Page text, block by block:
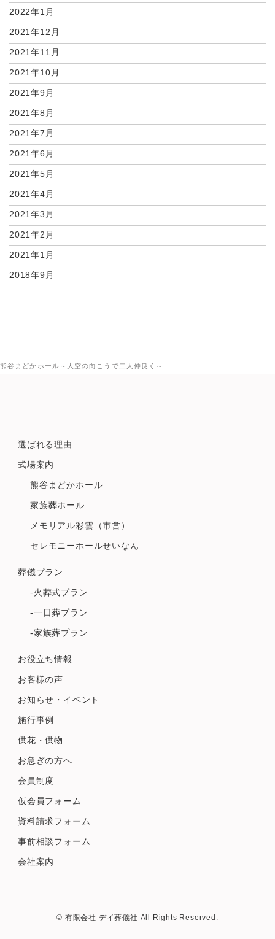
熊谷まどかホール～大空の向こうで二人仲良く～
2022年1月
2021年12月
2021年11月
2021年10月
2021年9月
2021年8月
2021年7月
2021年6月
2021年5月
2021年4月
2021年3月
2021年2月
2021年1月
2018年9月
選ばれる理由
式場案内
熊谷まどかホール
家族葬ホール
メモリアル彩雲（市営）
セレモニーホールせいなん
葬儀プラン
-火葬式プラン
-一日葬プラン
-家族葬プラン
お役立ち情報
お客様の声
お知らせ・イベント
施行事例
供花・供物
お急ぎの方へ
会員制度
仮会員フォーム
資料請求フォーム
事前相談フォーム
会社案内
© 有限会社 デイ葬儀社 All Rights Reserved.